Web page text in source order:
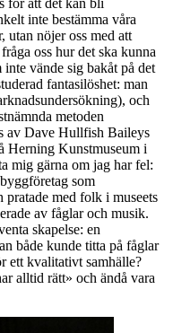
inte bestämma våra
utan nöjer oss med att
oss hur det ska kunna
vände sig bakåt på det
fantasilöshet: man
och
metoden
av Dave Hullfish Baileys
Herning Kunstmuseum i
mig gärna om jag har fel:
som
pratade med folk i museets
av fåglar och musik.
skapelse: en
både kunde titta på fåglar
ett kvalitativt samhälle?
alltid rätt» och ändå vara